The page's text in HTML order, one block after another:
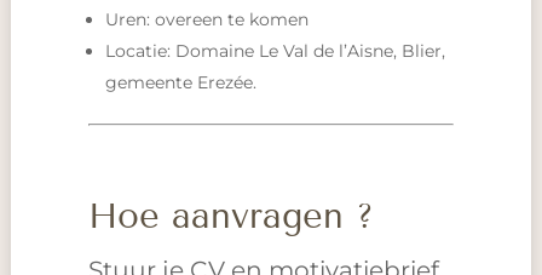
Uren: overeen te komen
Locatie: Domaine Le Val de l’Aisne, Blier,
gemeente Erezée.
Hoe aanvragen ?